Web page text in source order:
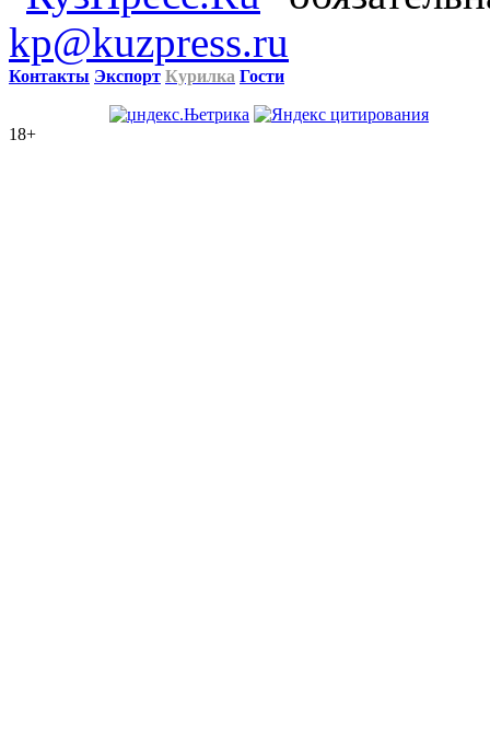
kp@kuzpress.ru
Контакты Экспорт Курилка Гости
18+